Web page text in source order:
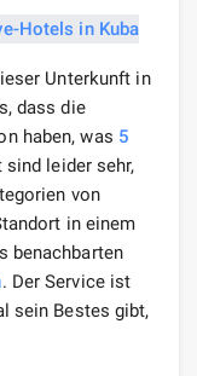
Unterkunft in
dass die
haben, was 5
leider sehr,
von
in einem
benachbarten
. Der Service ist
sein Bestes gibt,